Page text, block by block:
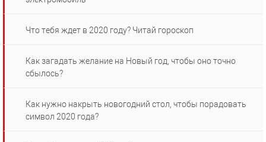
Что тебя ждет в 2020 году? Читай гороскоп
Как загадать желание на Новый год, чтобы оно точно
сбылось?
Как нужно накрыть новогодний стол, чтобы порадовать
символ 2020 года?